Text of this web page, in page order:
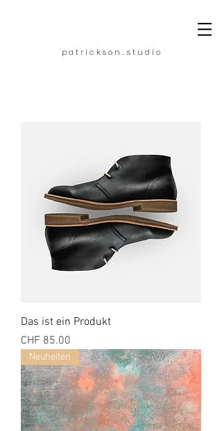
p a t r i c k s o n . s t u d i o
Das ist ein Produkt
Preis
CHF 85.00
Neuheiten